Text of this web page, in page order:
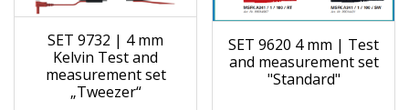
SET 9732 | 4 mm
Kelvin Test and
measurement set
„Tweezer“
SET 9620 4 mm | Test
and measurement set
"Standard"